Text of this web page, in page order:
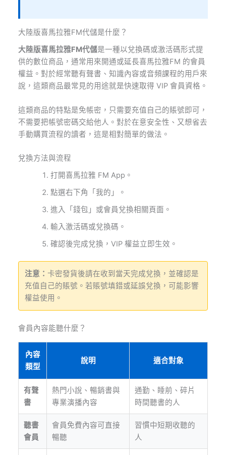
大陸版喜馬拉雅FM代儲是什麼？
大陸版喜馬拉雅FM代儲是一種以兌換碼或激活碼形式提
供的數位商品，通常用來開通或延長喜馬拉雅FM 的會員
權益。對於經常聽有聲書、知識內容或音頻課程的用戶來
說，這類商品最常見的用途就是快速取得 VIP 會員資格。
這類商品的特點是免帳密，只需要充值自己的賬號即可，
不需要把帳號密碼交給他人。對於在意安全性、又想省去
手動購買流程的讀者，這是相對簡單的做法。
兌換方法與流程
打開喜馬拉雅 FM App。
點選右下角「我的」。
進入「錢包」或會員兌換相關頁面。
輸入激活碼或兌換碼。
確認後完成兌換，VIP 權益立即生效。
注意： 卡密發貨後請在收到當天完成兌換，並確認是
充值自己的賬號。若賬號填錯或延誤兌換，可能影響
權益使用。
會員內容能聽什麼？
內容
類型
說明 適合對象
有聲
書
熱門小說、暢銷書與
專業演播內容
通勤、睡前、碎片
時間聽書的人
聽書
會員
會員免費內容可直接
暢聽
習慣中短期收聽的
人